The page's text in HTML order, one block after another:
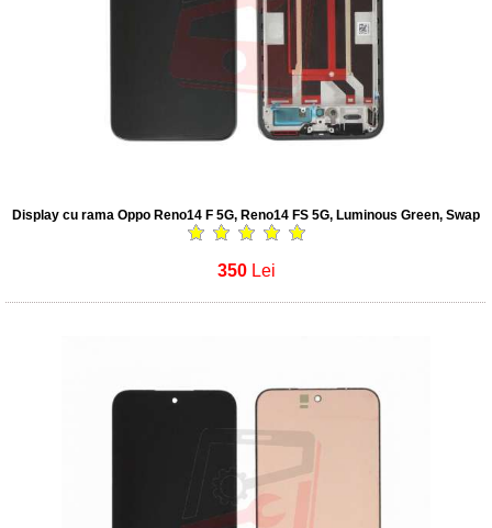
Display cu rama Oppo Reno14 F 5G, Reno14 FS 5G, Luminous Green, Swap
350 Lei